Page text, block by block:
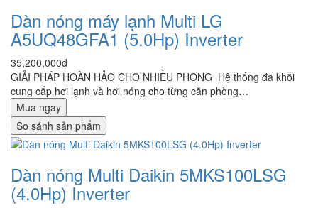
Dàn nóng máy lạnh Multi LG
A5UQ48GFA1 (5.0Hp) Inverter
35,200,000đ
GIẢI PHÁP HOÀN HẢO CHO NHIỀU PHÒNG Hệ thống đa khối
cung cấp hơi lạnh và hơi nóng cho từng căn phòng…
Mua ngay
So sánh sản phẩm
Dàn nóng Multi Daikin 5MKS100LSG
(4.0Hp) Inverter